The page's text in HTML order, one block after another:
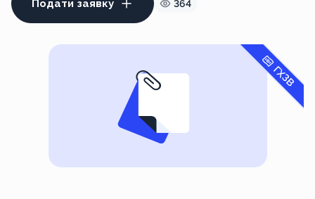
Подати заявку 364
ГХЗВ